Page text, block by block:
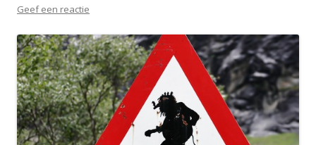
Geef een reactie